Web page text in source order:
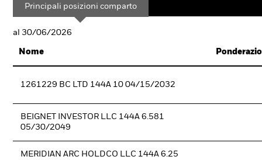
Principali posizioni comparto
al 30/06/2026
Nome
1261229 BC LTD 144A 10 04/15/2032
BEIGNET INVESTOR LLC 144A 6.581
05/30/2049
MERIDIAN ARC HOLDCO LLC 144A 6.25